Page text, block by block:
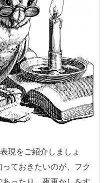
現をご紹介しましょ
ておきたいのが、フク